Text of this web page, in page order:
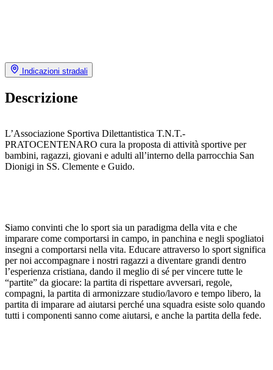
Indicazioni stradali
Descrizione
L’Associazione Sportiva Dilettantistica T.N.T.-
PRATOCENTENARO cura la proposta di attività sportive per
bambini, ragazzi, giovani e adulti all’interno della parrocchia San
Dionigi in SS. Clemente e Guido.
Siamo convinti che lo sport sia un paradigma della vita e che
imparare come comportarsi in campo, in panchina e negli spogliatoi
insegni a comportarsi nella vita. Educare attraverso lo sport significa
per noi accompagnare i nostri ragazzi a diventare grandi dentro
l’esperienza cristiana, dando il meglio di sé per vincere tutte le
“partite” da giocare: la partita di rispettare avversari, regole,
compagni, la partita di armonizzare studio/lavoro e tempo libero, la
partita di imparare ad aiutarsi perché una squadra esiste solo quando
tutti i componenti sanno come aiutarsi, e anche la partita della fede.